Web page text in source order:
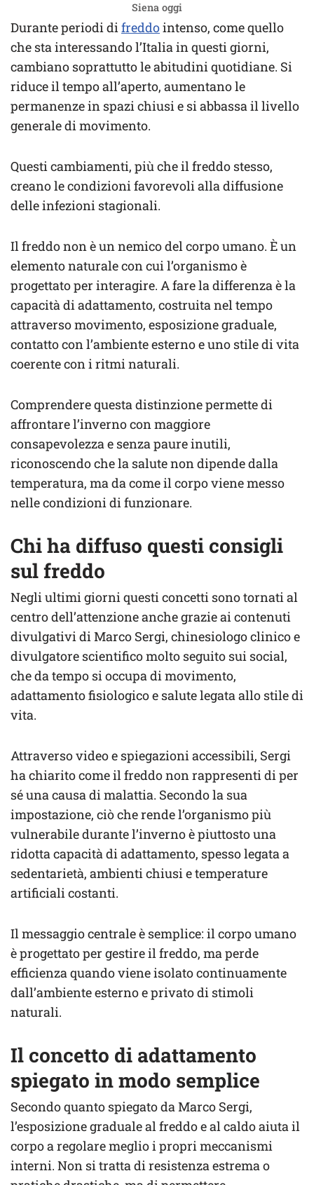
Siena oggi
Durante periodi difreddointenso, come quello
che sta interessando l’Italia in questi giorni,
cambiano soprattutto le abitudini quotidiane. Si
riduce il tempo all’aperto, aumentano le
permanenze in spazi chiusi e si abbassa il livello
generale di movimento.
Questi cambiamenti, più che il freddo stesso,
creano le condizioni favorevoli alla diffusione
delle infezioni stagionali.
Il freddo non è un nemico del corpo umano. È un
elemento naturale con cui l’organismo è
progettato per interagire. A fare la differenza è la
capacità di adattamento, costruita nel tempo
attraverso movimento, esposizione graduale,
contatto con l’ambiente esterno e uno stile di vita
coerente con i ritmi naturali.
Comprendere questa distinzione permette di
affrontare l’inverno con maggiore
consapevolezza e senza paure inutili,
riconoscendo che la salute non dipende dalla
temperatura, ma da come il corpo viene messo
nelle condizioni di funzionare.
Chi ha diffuso questi consigli
sul freddo
Negli ultimi giorni questi concetti sono tornati al
centro dell’attenzione anche grazie ai contenuti
divulgativi di Marco Sergi, chinesiologo clinico e
divulgatore scientifico molto seguito sui social,
che da tempo si occupa di movimento,
adattamento fisiologico e salute legata allo stile di
vita.
Attraverso video e spiegazioni accessibili, Sergi
ha chiarito come il freddo non rappresenti di per
sé una causa di malattia. Secondo la sua
impostazione, ciò che rende l’organismo più
vulnerabile durante l’inverno è piuttosto una
ridotta capacità di adattamento, spesso legata a
sedentarietà, ambienti chiusi e temperature
artificiali costanti.
Il messaggio centrale è semplice: il corpo umano
è progettato per gestire il freddo, ma perde
efficienza quando viene isolato continuamente
dall’ambiente esterno e privato di stimoli
naturali.
Il concetto di adattamento
spiegato in modo semplice
Secondo quanto spiegato da Marco Sergi,
l’esposizione graduale al freddo e al caldo aiuta il
corpo a regolare meglio i propri meccanismi
interni. Non si tratta di resistenza estrema o